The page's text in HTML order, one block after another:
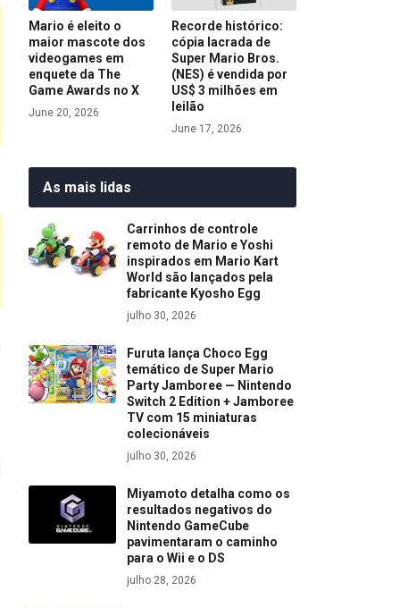
Mario é eleito o
maior mascote dos
videogames em
enquete da The
Game Awards no X
June 20, 2026
Recorde histórico:
cópia lacrada de
Super Mario Bros.
(NES) é vendida por
US$ 3 milhões em
leilão
June 17, 2026
As mais lidas
Carrinhos de controle
remoto de Mario e Yoshi
inspirados em Mario Kart
World são lançados pela
fabricante Kyosho Egg
julho 30, 2026
Furuta lança Choco Egg
temático de Super Mario
Party Jamboree — Nintendo
Switch 2 Edition + Jamboree
TV com 15 miniaturas
colecionáveis
julho 30, 2026
Miyamoto detalha como os
resultados negativos do
Nintendo GameCube
pavimentaram o caminho
para o Wii e o DS
julho 28, 2026